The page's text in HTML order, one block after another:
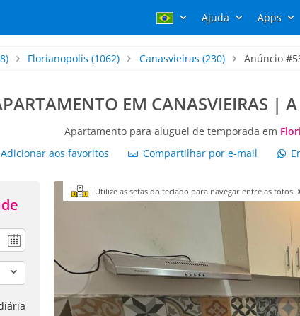
Ajuda Apps
Florianopolis (1062) Canasvieiras (230) Anúncio
EM CANASVIEIRAS | A
Apartamento para aluguel de temporada em
Adicionar aos favoritos Compartilhar por e-mail
Utilize as setas do teclado para navegar entre as fotos